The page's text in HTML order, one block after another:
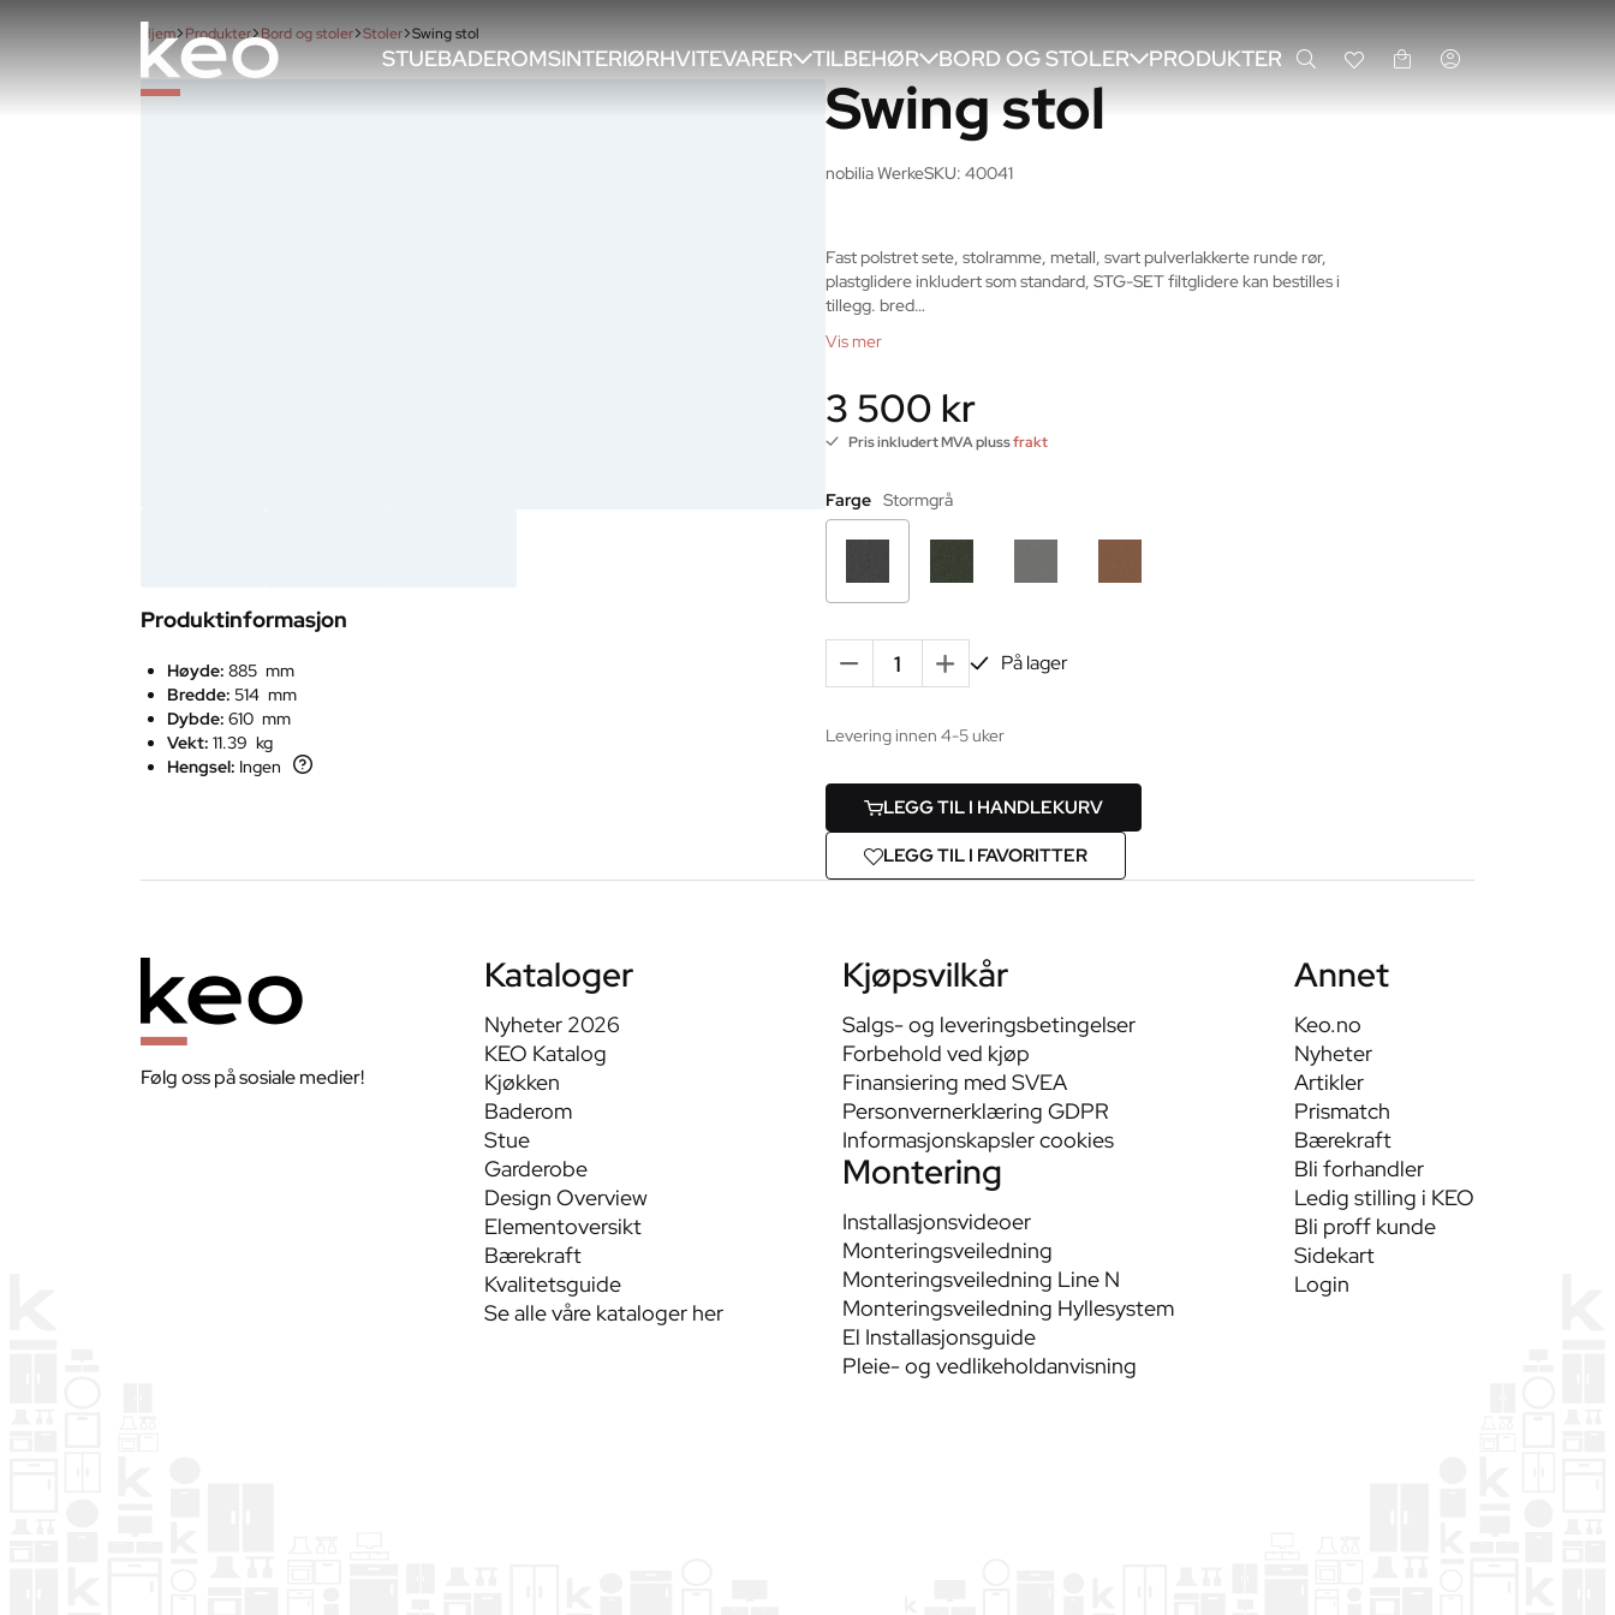
STUEBADEROMSINTERIØRHVITEVARER TILBEHØR BORD OG STOLER PRODUKTER
Hjem Produkter Bord og stoler Stoler Swing stol
Produktinformasjon
Høyde: 885 mm
Bredde: 514 mm
Dybde: 610 mm
Vekt: 11.39 kg
Hengsel: Ingen
Swing stol
nobilia WerkeSKU: 40041
Fast polstret sete, stolramme, metall, svart pulverlakkerte runde rør,
plastglidere inkludert som standard, STG-SET filtglidere kan bestilles i
tillegg. bred…
Vis mer
3 500 kr
Pris inkludert MVA plussfrakt
Farge Stormgrå
- + På lager
Levering innen 4-5 uker
LEGG TIL I HANDLEKURV
LEGG TIL I FAVORITTER
Følg oss på sosiale medier!
Kataloger
Nyheter 2026
KEO Katalog
Kjøkken
Baderom
Stue
Garderobe
Design Overview
Elementoversikt
Bærekraft
Kvalitetsguide
Se alle våre kataloger her
Kjøpsvilkår
Salgs- og leveringsbetingelser
Forbehold ved kjøp
Finansiering med SVEA
Personvernerklæring GDPR
Informasjonskapsler cookies
Montering
Installasjonsvideoer
Monteringsveiledning
Monteringsveiledning Line N
Monteringsveiledning Hyllesystem
El Installasjonsguide
Pleie- og vedlikeholdanvisning
Annet
Keo.no
Nyheter
Artikler
Prismatch
Bærekraft
Bli forhandler
Ledig stilling i KEO
Bli proff kunde
Sidekart
Login